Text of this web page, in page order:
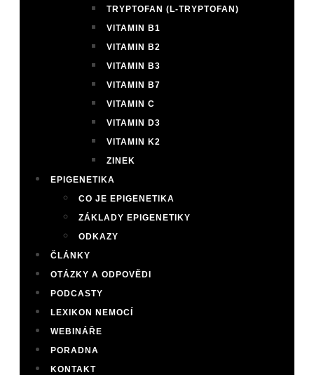
TRYPTOFAN (L-TRYPTOFAN)
VITAMIN B1
VITAMIN B2
VITAMIN B3
VITAMIN B7
VITAMIN C
VITAMIN D3
VITAMIN K2
ZINEK
EPIGENETIKA
CO JE EPIGENETIKA
ZÁKLADY EPIGENETIKY
ODKAZY
ČLÁNKY
OTÁZKY A ODPOVĚDI
PODCASTY
LEXIKON NEMOCÍ
WEBINÁŘE
PORADNA
KONTAKT